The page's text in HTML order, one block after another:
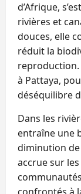
d’Afrique,
rivières et
douces, elle
réduit la
reproduction.
à Pattaya,
déséquilibre
Dans les
entraîne une
diminution de
accrue sur